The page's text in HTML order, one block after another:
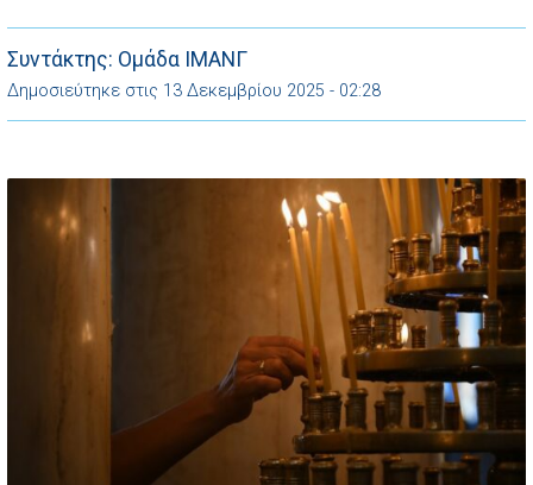
Συντάκτης: Ομάδα ΙΜΑΝΓ
Δημοσιεύτηκε στις 13 Δεκεμβρίου 2025 - 02:28